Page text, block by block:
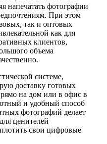
напечатать фотографии
При этом
так и оптовых
как для
клиентов,
объема
системе,
доставку готовых
на дом или в офис в
и удобный способ
фотографий делает
ценителей
свои цифровые